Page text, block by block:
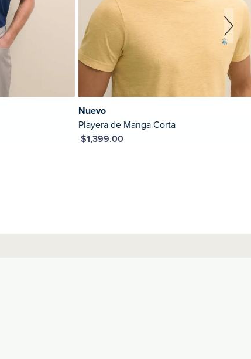
Nuevo
Playera de Manga Corta
MXN $1,399.00